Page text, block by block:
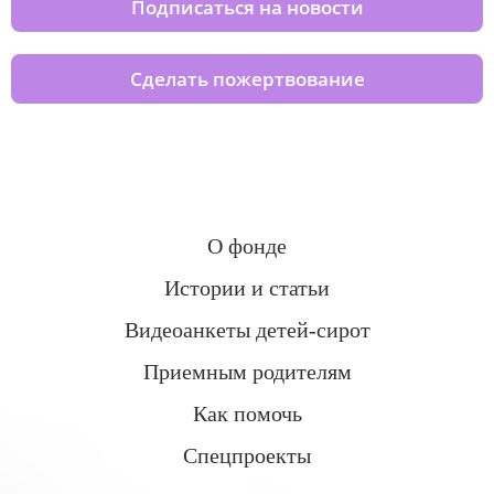
Подписаться на новости
Сделать пожертвование
О фонде
Истории и статьи
Видеоанкеты детей-сирот
Приемным родителям
Как помочь
Спецпроекты